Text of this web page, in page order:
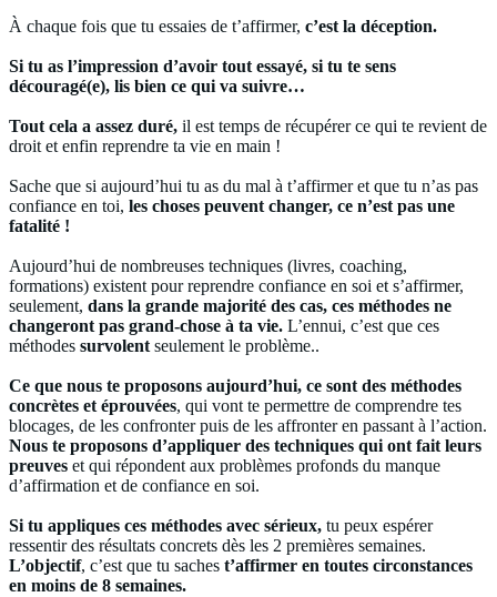
À chaque fois que tu essaies de t’affirmer, c’est la déception.
Si tu as l’impression d’avoir tout essayé, si tu te sens
découragé(e), lis bien ce qui va suivre…
Tout cela a assez duré, il est temps de récupérer ce qui te revient de
droit et enfin reprendre ta vie en main !
Sache que si aujourd’hui tu as du mal à t’affirmer et que tu n’as pas
confiance en toi, les choses peuvent changer, ce n’est pas une
fatalité !
Aujourd’hui de nombreuses techniques (livres, coaching,
formations) existent pour reprendre confiance en soi et s’affirmer,
seulement, dans la grande majorité des cas, ces méthodes ne
changeront pas grand-chose à ta vie. L’ennui, c’est que ces
méthodes survolentseulement le problème..
Ce que nous te proposons aujourd’hui, ce sont des méthodes
concrètes et éprouvées, qui vont te permettre de comprendre tes
blocages, de les confronter puis de les affronter en passant à l’action.
Nous te proposons d’appliquer des techniques qui ont fait leurs
preuves et qui répondent aux problèmes profonds du manque
d’affirmation et de confiance en soi.
Si tu appliques ces méthodes avec sérieux, tu peux espérer
ressentir des résultats concrets dès les 2 premières semaines.
L’objectif, c’est que tu saches t’affirmer en toutes circonstances
en moins de 8 semaines.